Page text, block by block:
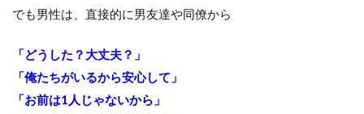
でも男性は、直接的に男友達や同僚から
「どうした？大丈夫？」
「俺たちがいるから安心して」
「お前は1人じゃないから」